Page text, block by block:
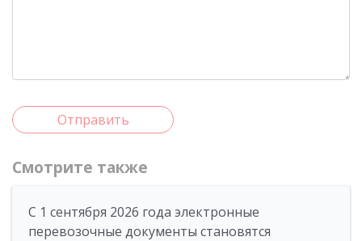
Отправить
Смотрите также
С 1 сентября 2026 года электронные
перевозочные документы становятся